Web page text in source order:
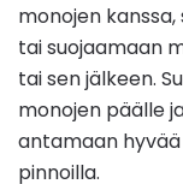
monojen
tai suojaamaan
tai sen jälkeen.
monojen päälle
antamaan
pinnoilla.